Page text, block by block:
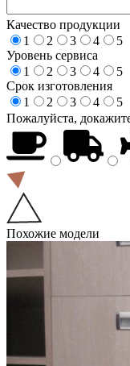
Качество продукции
1
2 3 4
5
Уровень сервиса
1
2 3 4
5
Срок изготовления
1
2 3 4
5
Пожалуйста,
Похожие модели